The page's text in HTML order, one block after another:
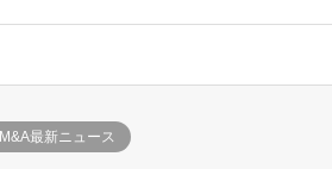
M&A最新ニュース